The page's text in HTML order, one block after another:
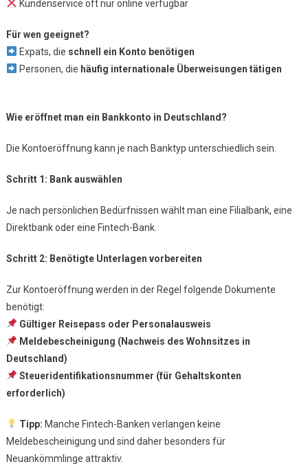
Kundenservice oft nur online verfügbar
Für wen geeignet?
Expats, die schnell ein Konto benötigen
Personen, die häufig internationale Überweisungen tätigen
Wie eröffnet man ein Bankkonto in Deutschland?
Die Kontoeröffnung kann je nach Banktyp unterschiedlich sein.
Schritt 1: Bank auswählen
Je nach persönlichen Bedürfnissen wählt man eine Filialbank, eine
Direktbank oder eine Fintech-Bank.
Schritt 2: Benötigte Unterlagen vorbereiten
Zur Kontoeröffnung werden in der Regel folgende Dokumente
benötigt:
Gültiger Reisepass oder Personalausweis
Meldebescheinigung (Nachweis des Wohnsitzes in
Deutschland)
Steueridentifikationsnummer (für Gehaltskonten
erforderlich)
Tipp: Manche Fintech-Banken verlangen keine
Meldebescheinigung und sind daher besonders für
Neuankömmlinge attraktiv.